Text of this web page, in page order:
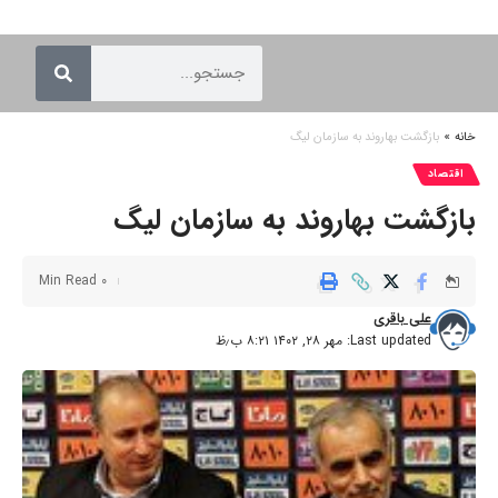
خانه » بازگشت بهاروند به سازمان لیگ
اقتصاد
بازگشت بهاروند به سازمان لیگ
Last updated: مهر ۲۸, ۱۴۰۲ ۸:۲۱ ب٫ظ
علی باقری
0 Min Read